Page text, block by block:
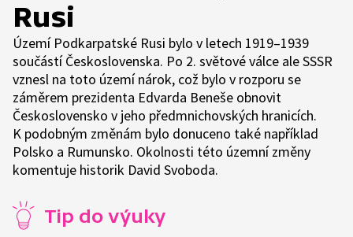
Rusi
Území Podkarpatské Rusi bylo v letech 1919–1939
součástí Československa. Po 2. světové válce ale SSSR
vznesl na toto území nárok, což bylo v rozporu se
záměrem prezidenta Edvarda Beneše obnovit
Československo v jeho předmnichovských hranicích.
K podobným změnám bylo donuceno také například
Polsko a Rumunsko. Okolnosti této územní změny
komentuje historik David Svoboda.
Tip do výuky